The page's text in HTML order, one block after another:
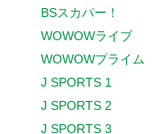
BSスカパー！
WOWOWライブ
WOWOWプライム
J SPORTS 1
J SPORTS 2
J SPORTS 3